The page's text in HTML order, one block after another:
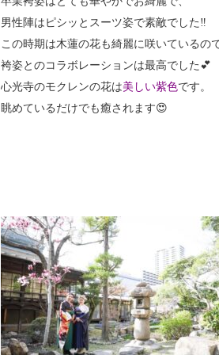
男性陣はピシッとスーツ姿で素敵でした‼️
この時期は木蓮の花も綺麗に咲いているの
袴姿とのコラボレーションは最高でした💕
心光寺のモクレンの花は美しい紫色です。
眺めているだけでも癒されます😍